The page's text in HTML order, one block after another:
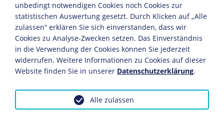
BIOGRAFIE
Carlo Mierendorff
BIOGRAFIE
Biografie Jens Reich
KAPITEL
Kommunalwahlen in
der DDR
KAPITEL
Kulturelle Freiheiten
und "Kahlschlag"
Politische Justiz
unbedingt notwendigen Cookies noch Cookies zur
statistischen Auswertung gesetzt. Durch Klicken auf „Alle
zulassen“ erklären Sie sich einverstanden, dass wir
Cookies zu Analyse-Zwecken setzen. Das Einverständnis
in die Verwendung der Cookies können Sie jederzeit
widerrufen. Weitere Informationen zu Cookies auf dieser
Website finden Sie in unserer Datenschutzerklärung.
Alle zulassen